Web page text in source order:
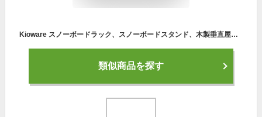
Kioware スノーボードラック、スノーボードスタンド、木製垂直屋内スノーボードディスプレイラック、ショートボードスケートボード用スノーボード収納ラック
類似商品を探す